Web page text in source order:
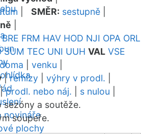
novináře
plochy
SMĚR: sestupně
BRE FRM HAV HOD NJI OPA ORL
SUM TEC UNI UUH VAL VSE
doma venku
|remízy výhry v prodl.
prodl. nebo náj. s nulou
a soutěže.
soupeře.